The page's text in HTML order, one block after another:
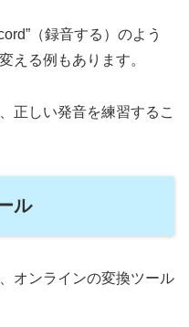
（録音する）のよう
える例もあります。
正しい発音を練習するこ
ル
オンラインの変換ツール